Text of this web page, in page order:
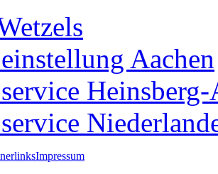
Aachen
Heinsberg-
Impressum